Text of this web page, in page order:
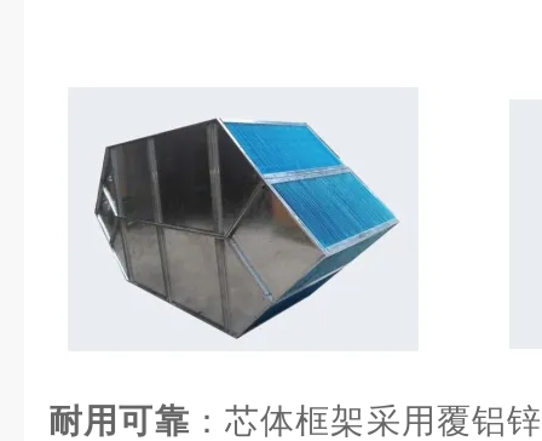
耐用可靠 ：芯体框架采用覆铝